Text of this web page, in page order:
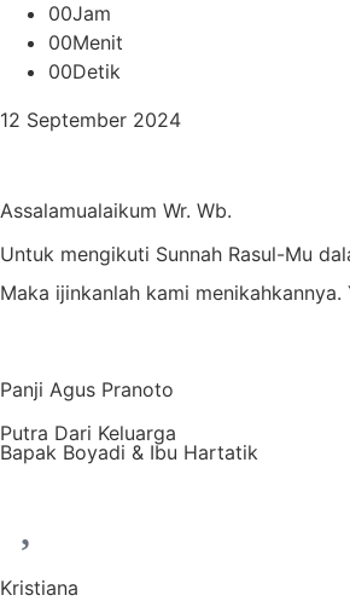
00Jam
00Menit
00Detik
12 September 2024
Assalamualaikum Wr. Wb.
Untuk mengikuti Sunnah Rasul-Mu
Maka ijinkanlah kami
Panji Agus Pranoto
Putra Dari Keluarga
Bapak Boyadi & Ibu Hartatik
Kristiana